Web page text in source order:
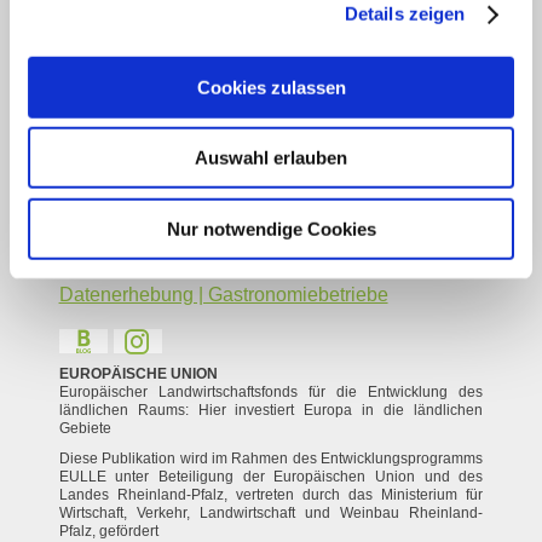
Details zeigen
Cookies zulassen
Auswahl erlauben
Nur notwendige Cookies
Kontakt
Veranstaltung einreichen
Vermieter Log-in
Gastaufnahme- und Vermittlungsbedingungen
Datenerhebung | Gastronomiebetriebe
EUROPÄISCHE UNION
Europäischer Landwirtschaftsfonds für die Entwicklung des
ländlichen Raums: Hier investiert Europa in die ländlichen
Gebiete
Diese Publikation wird im Rahmen des Entwicklungsprogramms
EULLE unter Beteiligung der Europäischen Union und des
Landes Rheinland-Pfalz, vertreten durch das Ministerium für
Wirtschaft, Verkehr, Landwirtschaft und Weinbau Rheinland-
Pfalz, gefördert